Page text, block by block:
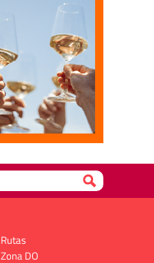
Rutas
Zona DO